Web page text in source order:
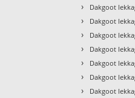
› Dakgoot
› Dakgoot
› Dakgoot
› Dakgoot
› Dakgoot
› Dakgoot
› Dakgoot